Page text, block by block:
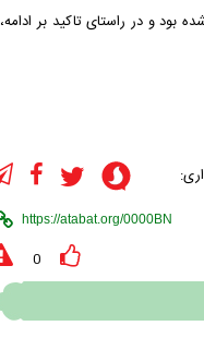
بود و در راستای تاکید بر ادامه،
0